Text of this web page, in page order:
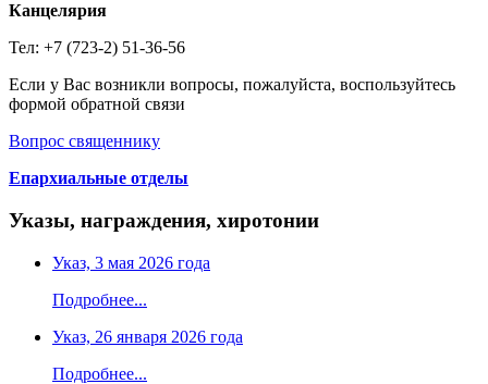
Канцелярия
Тел: +7 (723-2) 51-36-56
Если у Вас возникли вопросы, пожалуйста, воспользуйтесь
формой обратной связи
Вопрос священнику
Епархиальные отделы
Указы, награждения, хиротонии
Указ, 3 мая 2026 года
Подробнее...
Указ, 26 января 2026 года
Подробнее...